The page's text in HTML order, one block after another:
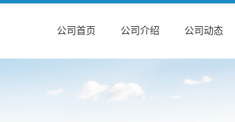
公司首页 公司介绍 公司动态